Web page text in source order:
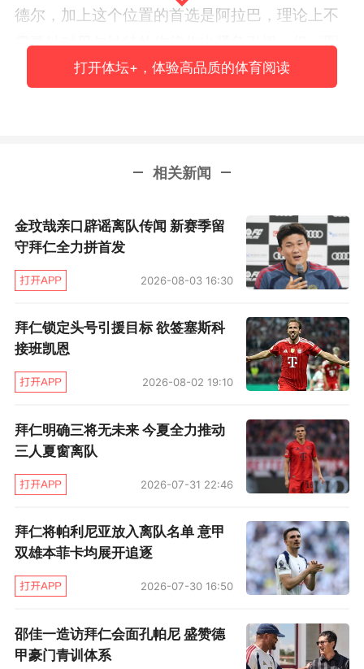
德尔，加上这个位置的首选是阿拉巴，理论上不
需要针对贝尔纳特的伤停作出紧急引援。但《图
片报》今天已经传出消息，拜仁有可能借此机会
对于拜仁来说，签下托利安意味着一箭双
雕，因为这位克罗地亚与美国混血儿既可以担任
有隐患。尽管基米希将“奉旨”接替退役的拉姆成
为新赛季的主力右边卫，巴西国脚拉菲尼亚也对
这个位置虎视眈眈，但这两个人选一个是有待检
验、另一个则是年龄偏大且发展已到上限。相比
之下，托利安是天然边后卫，而且只有22岁，发
展潜力巨大，即便新赛季发挥不了太大作用，着
眼于中远期也是个可造之才。与此前签下的聚勒
（21岁）以及格纳布里（22岁）一样，托利安也
属于可以成为“德国FC”基石的球员，如此人选简
直太完美了。
今夏的U21欧青赛上，托利安是德国U21队
的主力右边卫。他打满5场比赛，送出3次助攻，
打开体坛+，体验高品质的体育阅读
相关新闻
金玟哉亲口辟谣离队传闻 新赛季留
守拜仁全力拼首发
2026-08-03 16:30
拜仁锁定头号引援目标 欲签塞斯科
接班凯恩
2026-08-02 19:10
拜仁明确三将无未来 今夏全力推动
三人夏窗离队
2026-07-31 22:46
拜仁将帕利尼亚放入离队名单 意甲
双雄本菲卡均展开追逐
2026-07-30 16:50
邵佳一造访拜仁会面孔帕尼 盛赞德
甲豪门青训体系